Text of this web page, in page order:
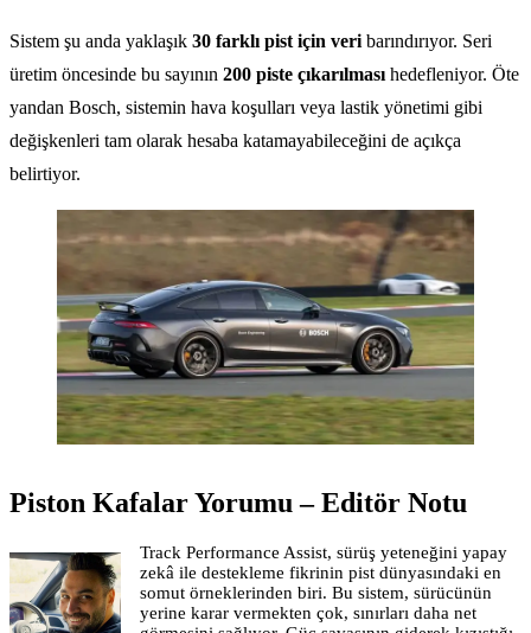
Sistem şu anda yaklaşık 30 farklı pist için veri barındırıyor. Seri
üretim öncesinde bu sayının 200 piste çıkarılması hedefleniyor. Öte
yandan Bosch, sistemin hava koşulları veya lastik yönetimi gibi
değişkenleri tam olarak hesaba katamayabileceğini de açıkça
belirtiyor.
Piston Kafalar Yorumu – Editör Notu
Track Performance Assist, sürüş yeteneğini yapay
zekâ ile destekleme fikrinin pist dünyasındaki en
somut örneklerinden biri. Bu sistem, sürücünün
yerine karar vermekten çok, sınırları daha net